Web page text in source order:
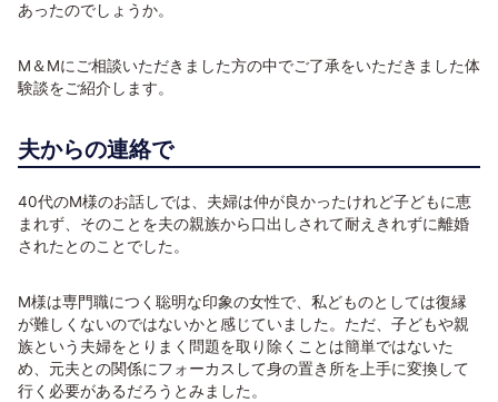
あったのでしょうか。
M＆Mにご相談いただきました方の中でご了承をいただきました体
験談をご紹介します。
夫からの連絡で
40代のM様のお話しでは、夫婦は仲が良かったけれど子どもに恵
まれず、そのことを夫の親族から口出しされて耐えきれずに離婚
されたとのことでした。
M様は専門職につく聡明な印象の女性で、私どものとしては復縁
が難しくないのではないかと感じていました。ただ、子どもや親
族という夫婦をとりまく問題を取り除くことは簡単ではないた
め、元夫との関係にフォーカスして身の置き所を上手に変換して
行く必要があるだろうとみました。